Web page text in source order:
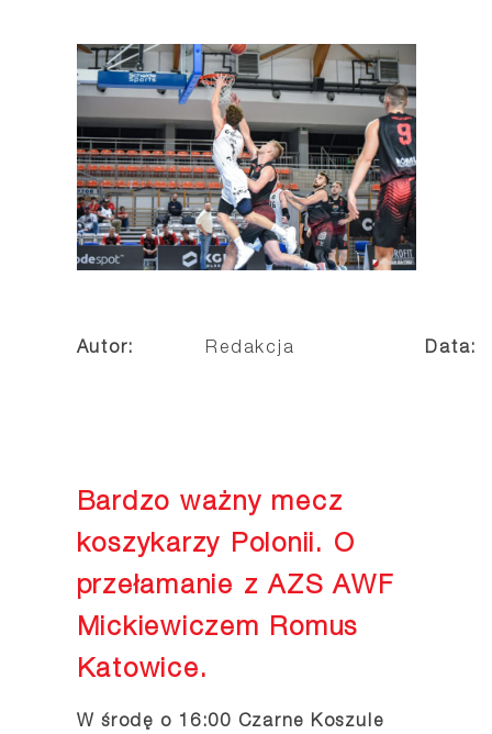
Autor: Redakcja Data:
Bardzo ważny mecz
koszykarzy Polonii. O
przełamanie z AZS AWF
Mickiewiczem Romus
Katowice.
W środę o 16:00 Czarne Koszule